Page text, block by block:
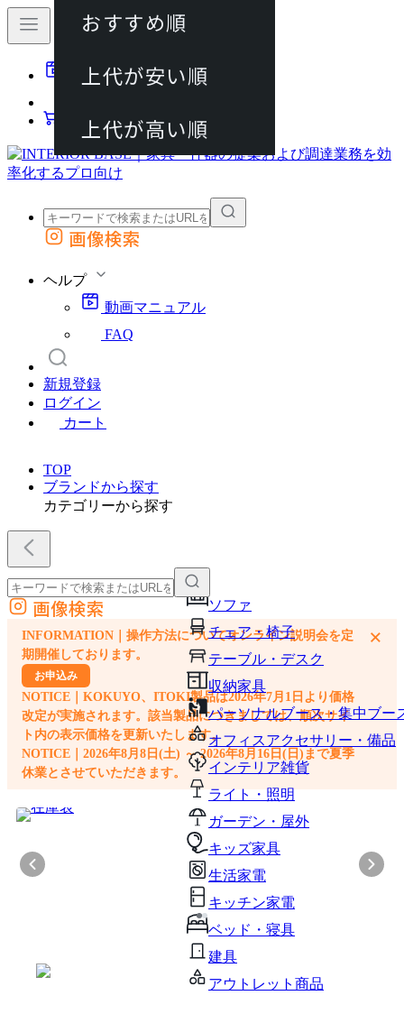
動画マニュアル
カート
外部サイトの商品をカートに追加
画像検索
ヘルプ
動画マニュアル
FAQ
新規登録
ログイン
カート
TOP
ブランドから探す
カテゴリーから探す
ソファ
チェア・椅子
テーブル・デスク
収納家具
パーソナルブース・集中ブー
オフィスアクセサリー・備品
インテリア雑貨
ライト・照明
ガーデン・屋外
キッズ家具
生活家電
キッチン家電
ベッド・寝具
建具
アウトレット商品
外部サイトの商品をカートに追加
他のサイトで見つけた商品ページのURLを貼り付けて、カートに追加できます
画像検索
INFORMATION｜操作方法についてオンライン説明会を定
期開催しております。
お申込み
NOTICE｜KOKUYO、ITOKI製品は2026年7月1日より価格
改定が実施されます。該当製品につきましては、順次サイ
ト内の表示価格を更新いたします。
NOTICE｜2026年8月8日(土) ～ 2026年8月16日(日)まで夏季
休業とさせていただきます。
×
おすすめ順
上代が安い順
上代が高い順